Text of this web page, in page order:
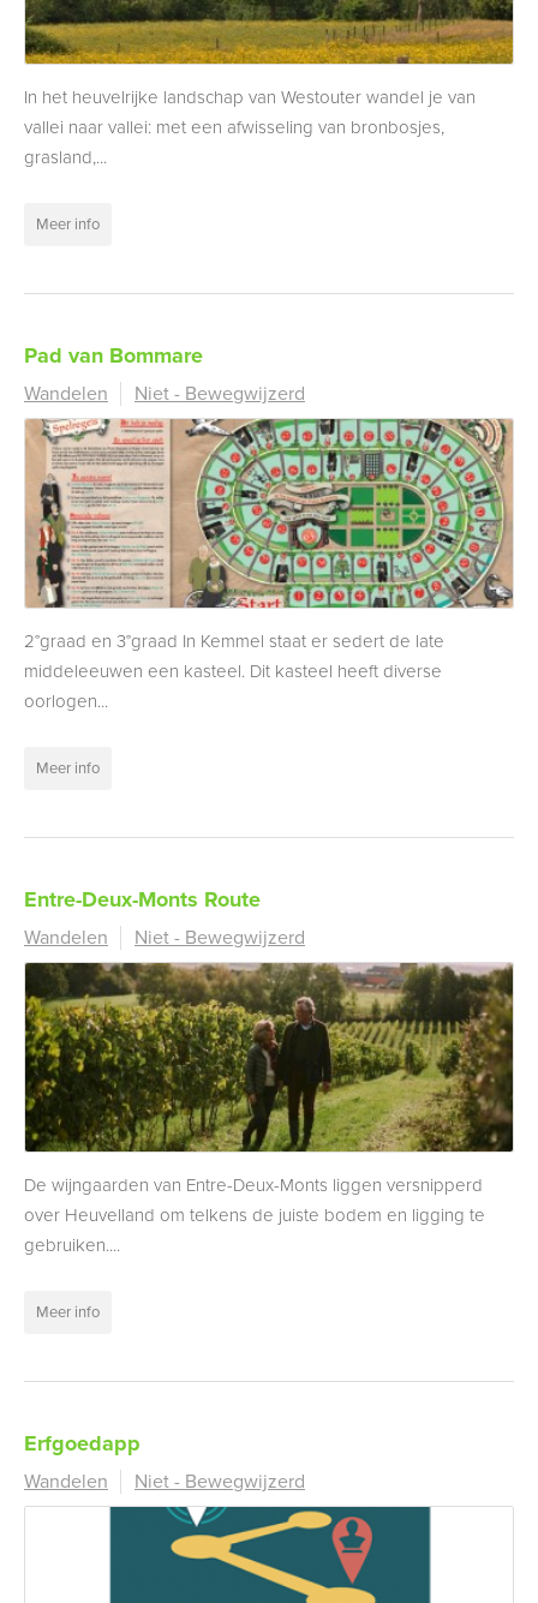
In het heuvelrijke landschap van Westouter wandel je van
vallei naar vallei: met een afwisseling van bronbosjes,
grasland,...
Meer info
Pad van Bommare
Wandelen Niet - Bewegwijzerd
2°graad en 3°graad In Kemmel staat er sedert de late
middeleeuwen een kasteel. Dit kasteel heeft diverse
oorlogen...
Meer info
Entre-Deux-Monts Route
Wandelen Niet - Bewegwijzerd
De wijngaarden van Entre-Deux-Monts liggen versnipperd
over Heuvelland om telkens de juiste bodem en ligging te
gebruiken....
Meer info
Erfgoedapp
Wandelen Niet - Bewegwijzerd